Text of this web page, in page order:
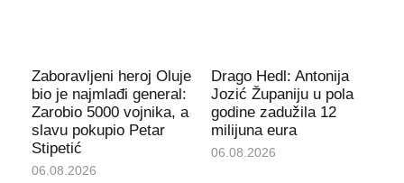
Zaboravljeni heroj Oluje
bio je najmlađi general:
Zarobio 5000 vojnika, a
slavu pokupio Petar
Stipetić
06.08.2026
Drago Hedl: Antonija
Jozić Županiju u pola
godine zadužila 12
milijuna eura
06.08.2026